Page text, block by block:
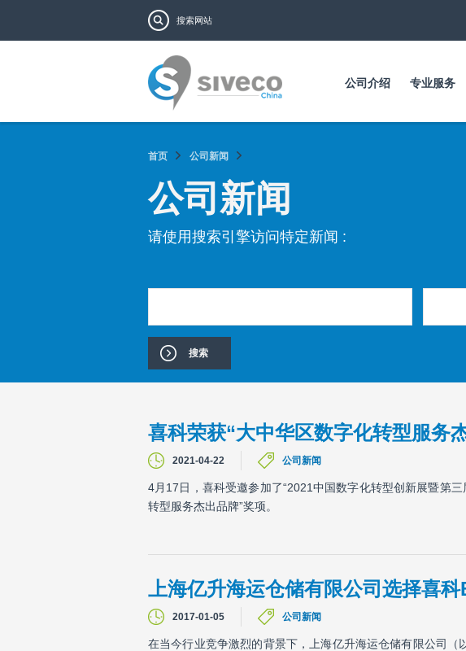
搜索表单
公司介绍 专业服务
首页 公司新闻
公司新闻
请使用搜索引擎访问特定新闻 :
喜科荣获“大中华区数字化转型服务
2021-04-22 公司新闻
4月17日，喜科受邀参加了“2021中国数字化转型创新展暨第
转型服务杰出品牌”奖项。
上海亿升海运仓储有限公司选择喜
2017-01-05 公司新闻
在当今行业竞争激烈的背景下，上海亿升海运仓储有限公司